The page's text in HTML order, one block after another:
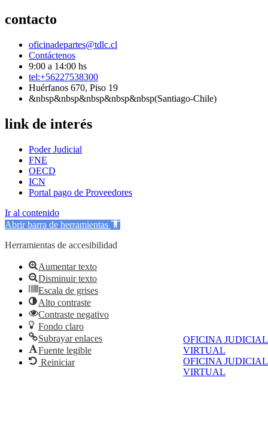
OFICINA JUDICIAL
VIRTUAL
OFICINA JUDICIAL
VIRTUAL
contacto
oficinadepartes@tdlc.cl
Contáctenos
9:00 a 14:00 hs
tel:+56227538300
Huérfanos 670, Piso 19
&nbsp&nbsp&nbsp&nbsp&nbsp(Santiago-Chile)
link de interés
Poder Judicial
FNE
OECD
ICN
Portal pago de Proveedores
Ir al contenido
Abrir barra de herramientas
Herramientas de accesibilidad
Aumentar texto
Disminuir texto
Escala de grises
Alto contraste
Contraste negativo
Fondo claro
Subrayar enlaces
Fuente legible
Reiniciar